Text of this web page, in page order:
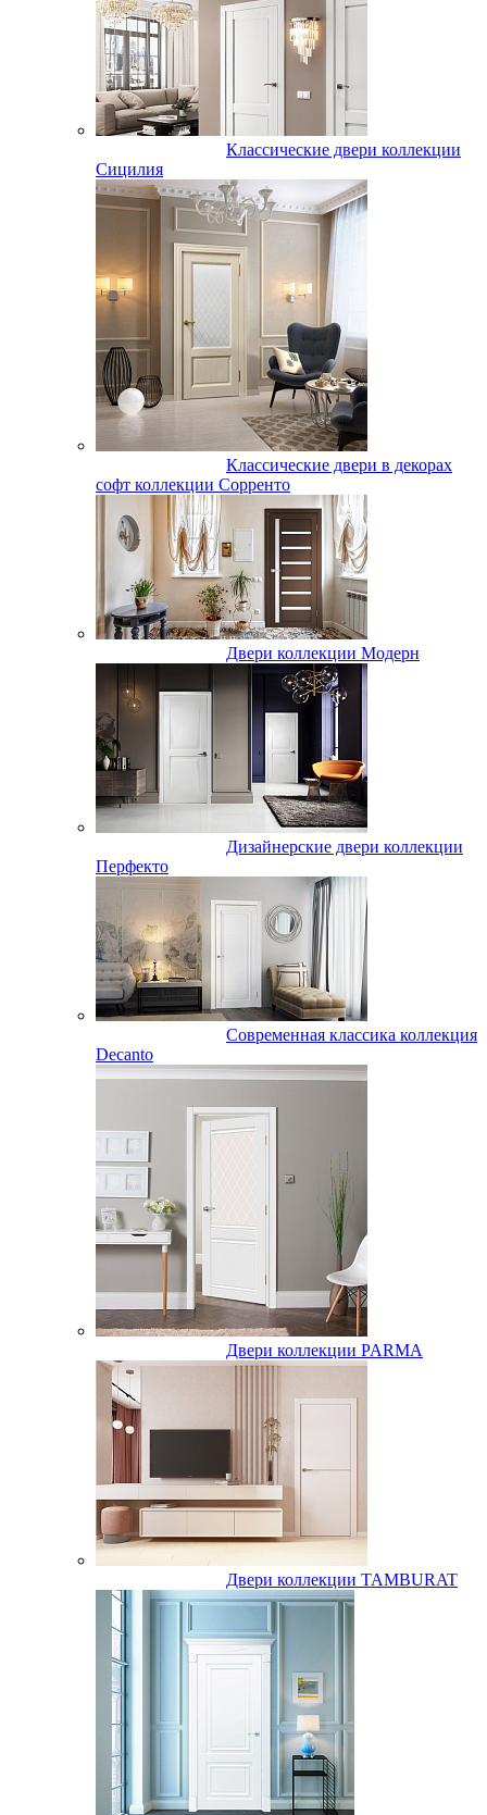
Классические двери коллекции
Сицилия
Классические двери в декорах
софт коллекции Сорренто
Двери коллекции Модерн
Дизайнерские двери коллекции
Перфекто
Современная классика коллекция
Decanto
Двери коллекции PARMA
Двери коллекции TAMBURAT